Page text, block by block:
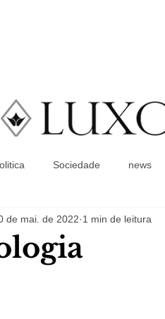
Sociedade news
de mai. de 2022 1 min de leitura